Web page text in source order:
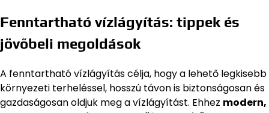
Fenntartható vízlágyítás: tippek és
jövőbeli megoldások
A fenntartható vízlágyítás célja, hogy a lehető legkisebb
környezeti terheléssel, hosszú távon is biztonságosan és
gazdaságosan oldjuk meg a vízlágyítást. Ehhez modern,